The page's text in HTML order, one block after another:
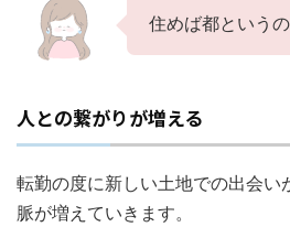
住めば都という
人との繋がりが増える
転勤の度に新しい土地での出会い
脈が増えていきます。